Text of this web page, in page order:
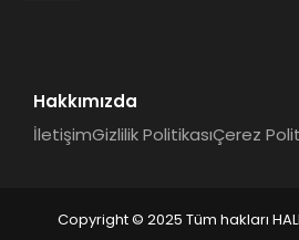
Hakkımızda
İletişimGizlilik PolitikasıÇerez
Copyright © 2025 Tüm hakları